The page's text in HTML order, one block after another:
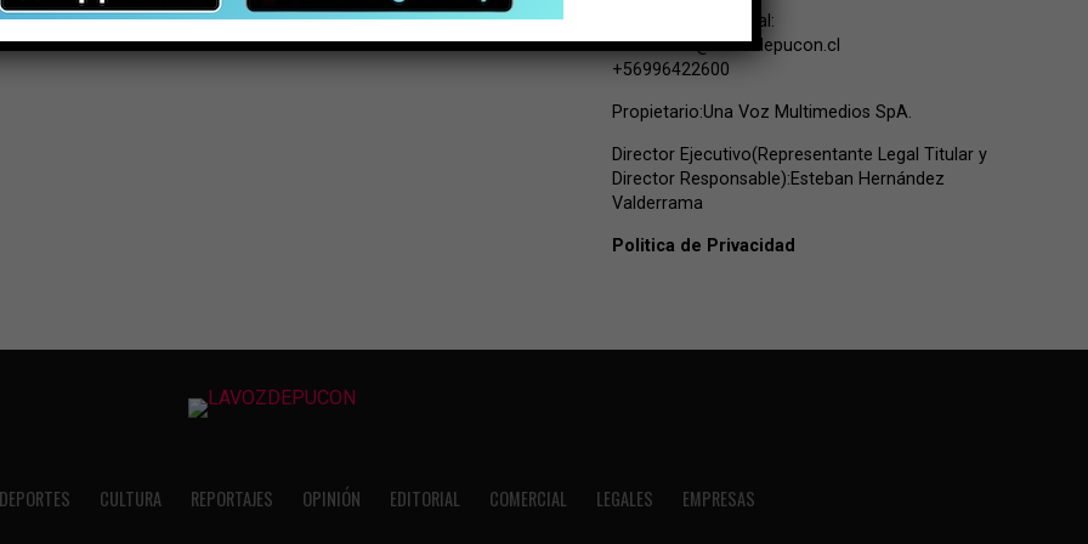
Contacto Comercial:
comercial@lavozdepucon.cl
+56996422600
Propietario:Una Voz Multimedios SpA.
Director Ejecutivo(Representante Legal Titular y
Director Responsable):Esteban Hernández
Valderrama
Politica de Privacidad
CULTURA REPORTAJES OPINIÓN EDITORIAL COMERCIAL LEGALES EMPRESAS